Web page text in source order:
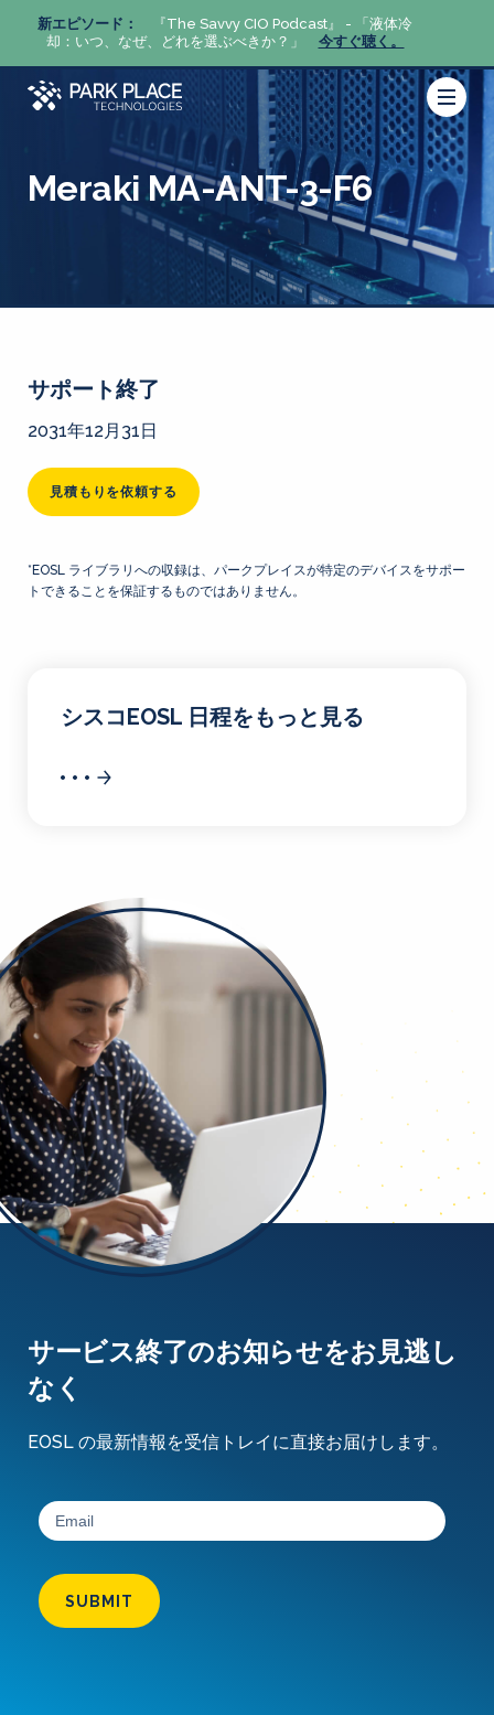
新エピソード：
『The Savvy CIO Podcast』 - 「液体冷
却：いつ、なぜ、どれを選ぶべきか？」
今すぐ聴く。
Meraki MA-ANT-3-F6
サポート終了
2031年12月31日
見積もりを依頼する
*EOSL ライブラリへの収録は、パークプレイスが特定のデバイスをサポー
トできることを保証するものではありません。
シスコEOSL 日程をもっと見る
サービス終了のお知らせをお見逃し
なく
EOSL の最新情報を受信トレイに直接お届けします。
SUBMIT